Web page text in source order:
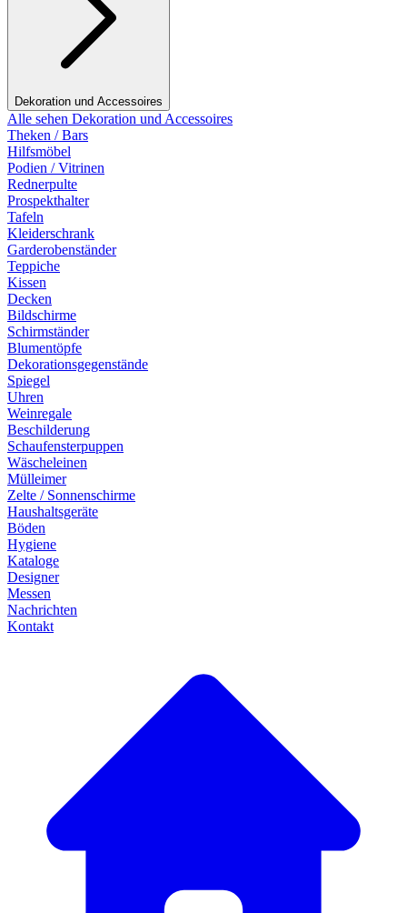
Dekoration und Accessoires
Alle sehen Dekoration und Accessoires
Theken / Bars
Hilfsmöbel
Podien / Vitrinen
Rednerpulte
Prospekthalter
Tafeln
Kleiderschrank
Garderobenständer
Teppiche
Kissen
Decken
Bildschirme
Schirmständer
Blumentöpfe
Dekorationsgegenstände
Spiegel
Uhren
Weinregale
Beschilderung
Schaufensterpuppen
Wäscheleinen
Mülleimer
Zelte / Sonnenschirme
Haushaltsgeräte
Böden
Hygiene
Kataloge
Designer
Messen
Nachrichten
Kontakt